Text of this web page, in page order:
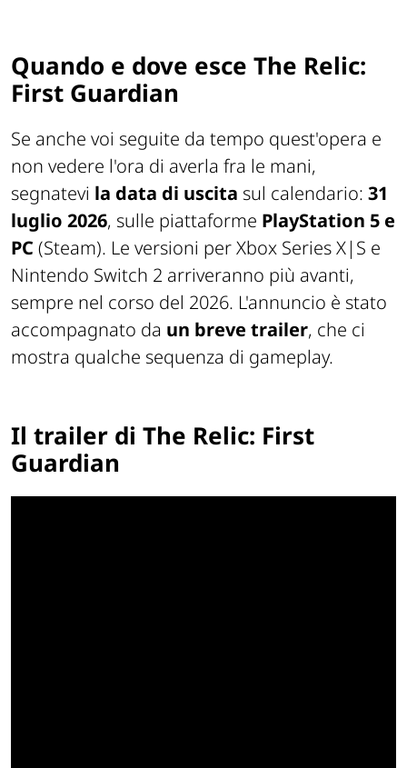
Quando e dove esce The Relic:
First Guardian
Se anche voi seguite da tempo quest'opera e
non vedere l'ora di averla fra le mani,
segnatevi la data di uscita sul calendario: 31
luglio 2026, sulle piattaforme PlayStation 5 e
PC (Steam). Le versioni per Xbox Series X|S e
Nintendo Switch 2 arriveranno più avanti,
sempre nel corso del 2026. L'annuncio è stato
accompagnato da un breve trailer, che ci
mostra qualche sequenza di gameplay.
Il trailer di The Relic: First
Guardian